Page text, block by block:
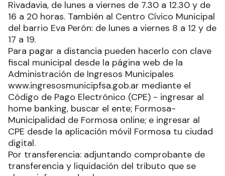
Rivadavia, de lunes a viernes de 7.30 a 12.30 y de
16 a 20 horas. También al Centro Cívico Municipal
del barrio Eva Perón: de lunes a viernes 8 a 12 y de
17 a 19.
Para pagar a distancia pueden hacerlo con clave
fiscal municipal desde la página web de la
Administración de Ingresos Municipales
www.ingresosmunicipfsa.gob.ar mediante el
Código de Pago Electrónico (CPE) - ingresar al
home banking, buscar el ente; Formosa-
Municipalidad de Formosa online; e ingresar al
CPE desde la aplicación móvil Formosa tu ciudad
digital.
Por transferencia: adjuntando comprobante de
transferencia y liquidación del tributo que se